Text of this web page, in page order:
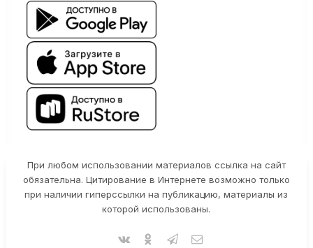
При любом использовании материалов ссылка на сайт
обязательна. Цитирование в Интернете возможно только
при наличии гиперссылки на публикацию, материалы из
которой использованы.